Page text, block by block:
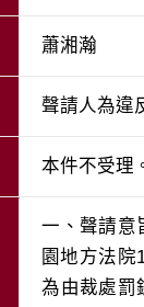
蕭湘瀚
聲請人為違
本件不受理
一、聲請意
園地方法院
為由裁處罰